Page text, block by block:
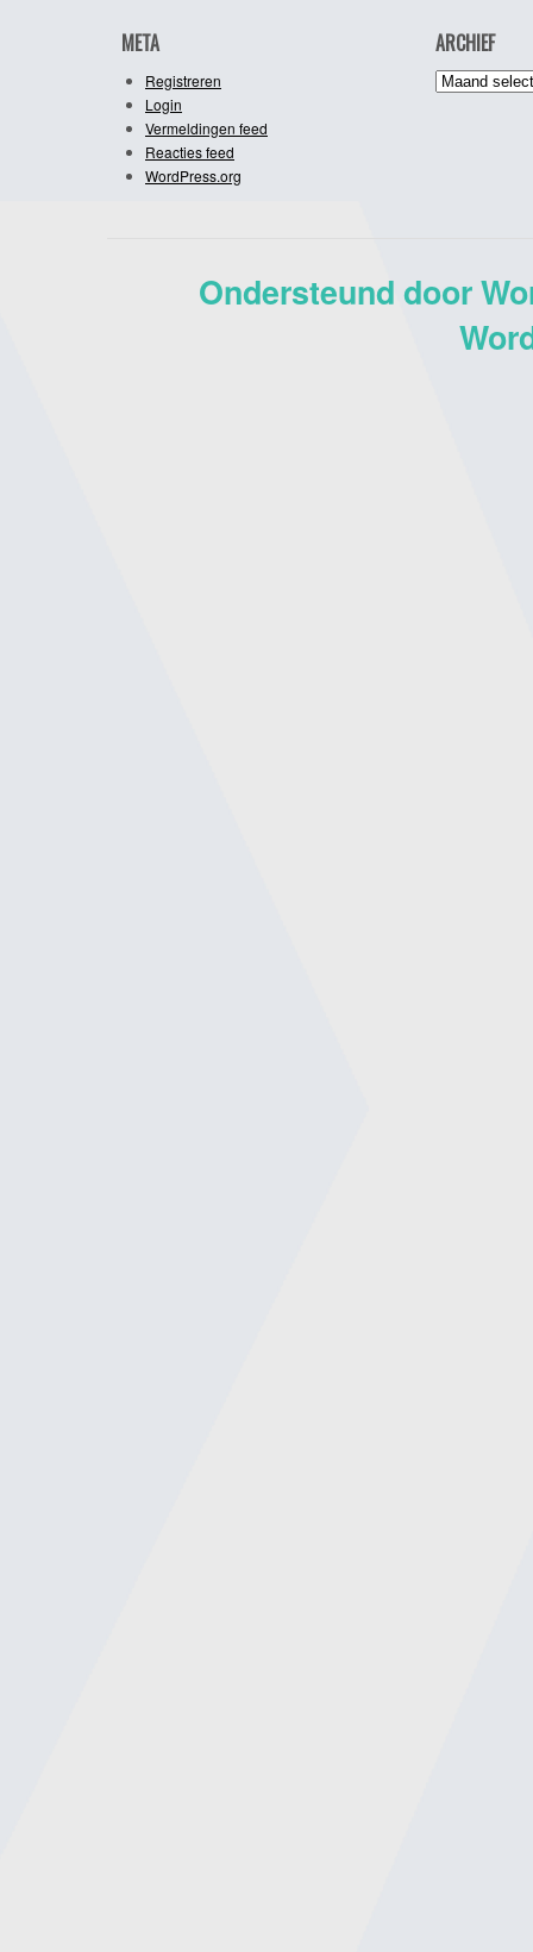
META
Registreren
Login
Vermeldingen feed
Reacties feed
WordPress.org
ARCHIEF
Archief
Ondersteund door